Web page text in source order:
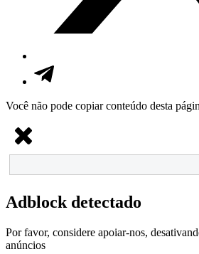
Você não pode copiar conteúdo desta
Adblock detectado
Por favor, considere apoiar-nos,
anúncios